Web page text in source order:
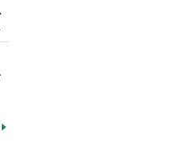
子さん